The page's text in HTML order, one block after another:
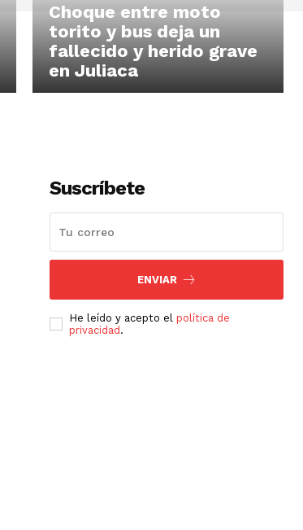
Choque entre moto
torito y bus deja un
fallecido y herido grave
en Juliaca
Suscríbete
ENVIAR
He leído y acepto el política de
privacidad .